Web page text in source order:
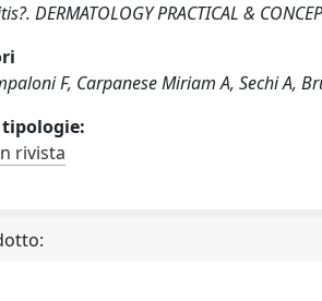
DERMATOLOGY PRACTICAL &
F, Carpanese Miriam A, Sechi A,
rivista